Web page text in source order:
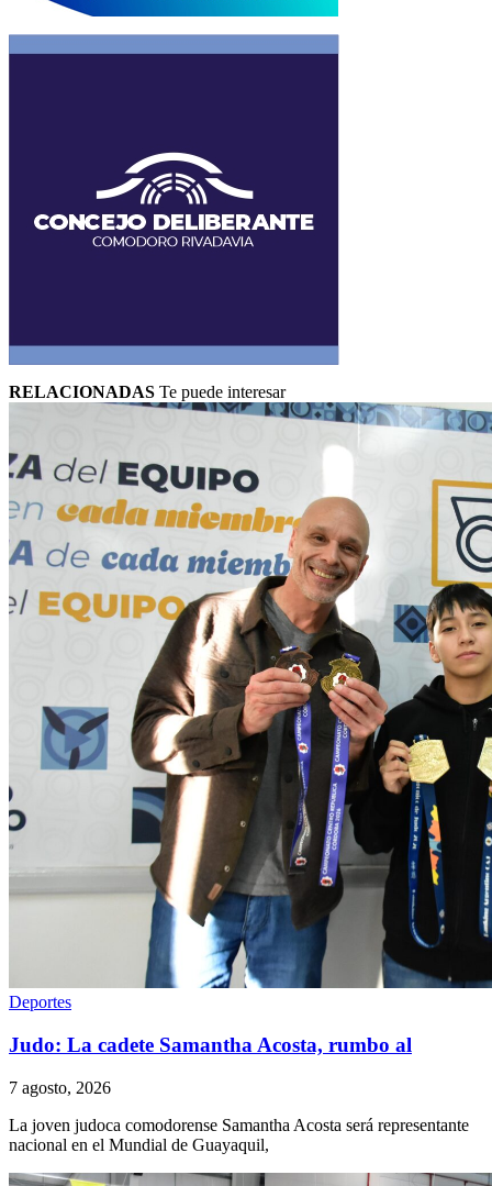
RELACIONADAS Te puede interesar
Deportes
Judo: La cadete Samantha Acosta, rumbo al
7 agosto, 2026
La joven judoca comodorense Samantha Acosta será representante
nacional en el Mundial de Guayaquil,